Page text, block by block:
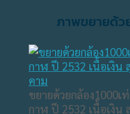
ภาพขยายด้ว
ขยายด้วยกล้อง1000
กาฬ ปี 2532 เนื้อเงิน